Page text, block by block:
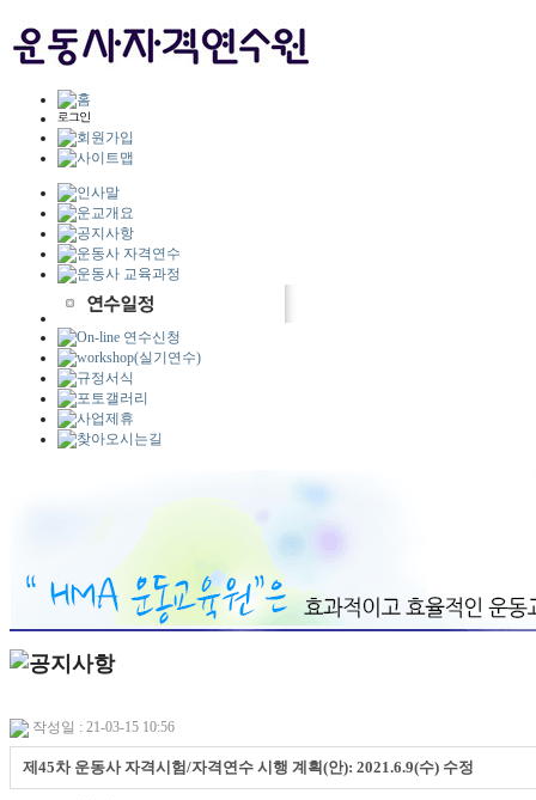
작성일 : 21-03-15 10:56
제45차 운동사 자격시험/자격연수 시행 계획(안): 2021.6.9(수) 수정